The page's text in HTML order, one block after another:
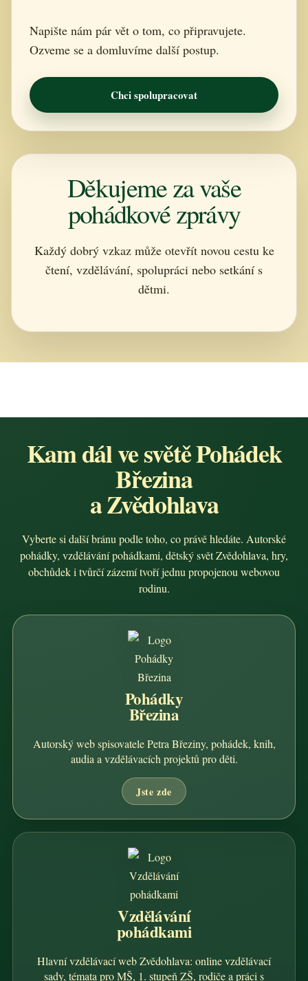
Napište nám pár vět o tom, co připravujete.
Ozveme se a domluvíme další postup.
Chci spolupracovat
Děkujeme za vaše
pohádkové zprávy
Každý dobrý vzkaz může otevřít novou cestu ke
čtení, vzdělávání, spolupráci nebo setkání s
dětmi.
Kam dál ve světě Pohádek
Březina
a Zvědohlava
Vyberte si další bránu podle toho, co právě hledáte. Autorské
pohádky, vzdělávání pohádkami, dětský svět Zvědohlava, hry,
obchůdek i tvůrčí zázemí tvoří jednu propojenou webovou
rodinu.
Pohádky
Březina
Autorský web spisovatele Petra Březiny, pohádek, knih,
audia a vzdělávacích projektů pro děti.
Jste zde
Vzdělávání
pohádkami
Hlavní vzdělávací web Zvědohlava: online vzdělávací
sady, témata pro MŠ, 1. stupeň ZŠ, rodiče a práci s